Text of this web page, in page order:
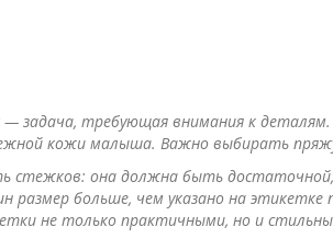
задача, требующая внимания к
кожи малыша. Важно выбирать
она должна быть
больше, чем указано на
не только практичными, но и